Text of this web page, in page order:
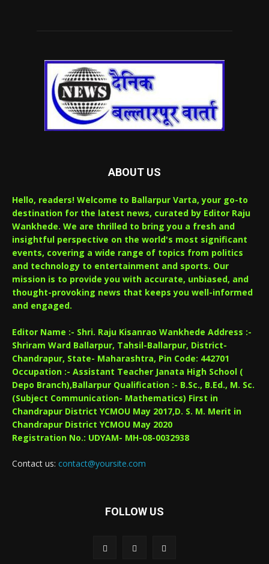
ABOUT US
Hello, readers! Welcome to Ballarpur Varta, your go-to
destination for the latest news, curated by Editor Raju
Wankhede. We are thrilled to bring you a fresh and
insightful perspective on the world's most significant
events, covering a wide range of topics from politics
and technology to entertainment and sports. Our
mission is to provide you with accurate, unbiased, and
thought-provoking news that keeps you well-informed
and engaged.
Editor Name :- Shri. Raju Kisanrao Wankhede Address :-
Shriram Ward Ballarpur, Tahsil-Ballarpur, District-
Chandrapur, State- Maharashtra, Pin Code: 442701
Occupation :- Assistant Teacher Janata High School (
Depo Branch),Ballarpur Qualification :- B.Sc., B.Ed., M. Sc.
(Subject Communication- Mathematics) First in
Chandrapur District YCMOU May 2017,D. S. M. Merit in
Chandrapur District YCMOU May 2020
Registration No.: UDYAM- MH-08-0032938
Contact us: contact@yoursite.com
FOLLOW US